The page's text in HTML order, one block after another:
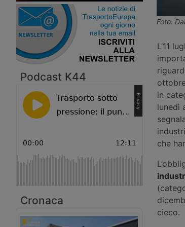
Podcast K44
Cronaca
Foto:
L’11
in
lunedì
che
cieco.